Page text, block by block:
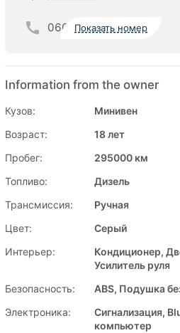
060 Показать номер
Information from the owner
Кузов:
Минивен
Возраст:
18 лет
Пробег:
295000 км
Топливо:
Дизель
Трансмиссия:
Ручная
Цвет:
Серый
Интерьер:
Кондиционер,
Усилитель руля
Безопасность:
ABS, Подушка
Электроника:
Сигнализация,
компьютер